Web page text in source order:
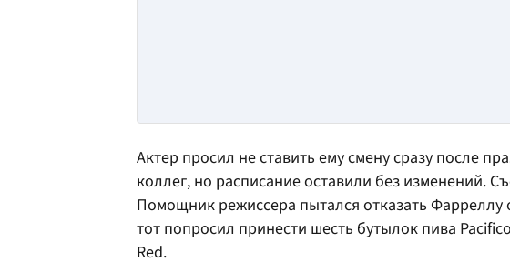
Актер просил не ставить ему смену сразу после
коллег, но расписание оставили без изменений.
Помощник режиссера пытался отказать Фарреллу
тот попросил принести шесть бутылок пива
Red.